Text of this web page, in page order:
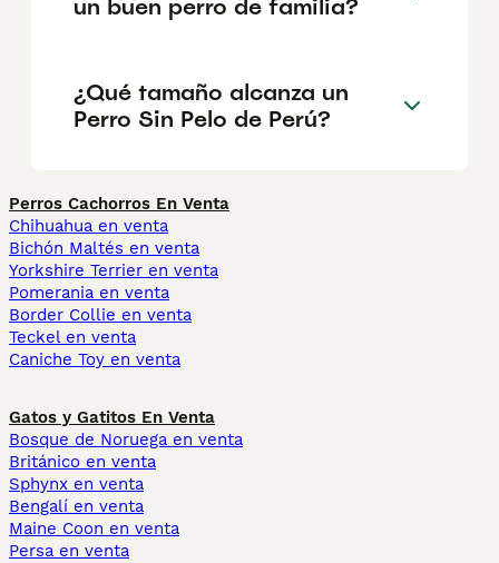
un buen perro de familia?
¿Qué tamaño alcanza un
Perro Sin Pelo de Perú?
Perros Cachorros En Venta
Chihuahua en venta
Bichón Maltés en venta
Yorkshire Terrier en venta
Pomerania en venta
Border Collie en venta
Teckel en venta
Caniche Toy en venta
Gatos y Gatitos En Venta
Bosque de Noruega en venta
Británico en venta
Sphynx en venta
Bengalí en venta
Maine Coon en venta
Persa en venta